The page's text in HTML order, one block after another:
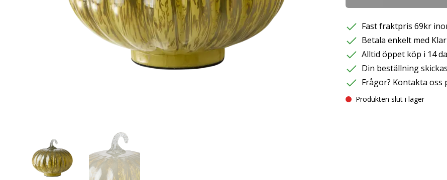
Fast fraktpris 69kr
Betala enkelt med
Alltid öppet köp i 14
Din beställning
Frågor? Kontakta oss
Produkten slut i lager